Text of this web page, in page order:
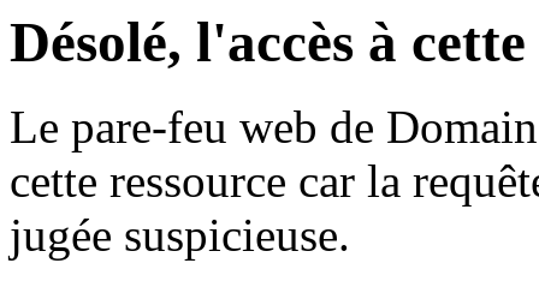
Désolé, l'accès à
Le pare-feu web de
cette ressource car la
jugée suspicieuse.